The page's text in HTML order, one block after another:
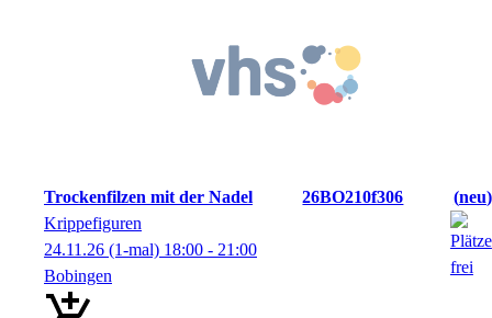
Trockenfilzen mit der Nadel 26BO210f306
neu
Krippefiguren
24.11.26 (1-mal) 18:00 - 21:00
Bobingen